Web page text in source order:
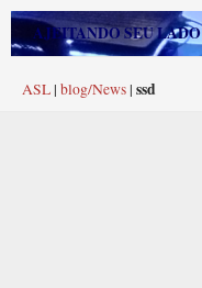
para
conteúdo
AJEITANDO SEU LADO
ASL | blog/News | ssd